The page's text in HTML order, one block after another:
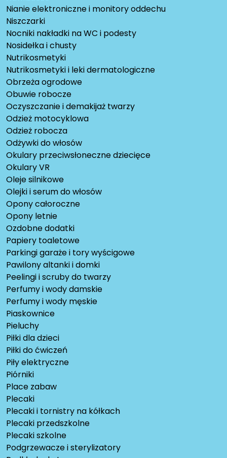
Nianie elektroniczne i monitory oddechu
Niszczarki
Nocniki nakładki na WC i podesty
Nosidełka i chusty
Nutrikosmetyki
Nutrikosmetyki i leki dermatologiczne
Obrzeża ogrodowe
Obuwie robocze
Oczyszczanie i demakijaż twarzy
Odzież motocyklowa
Odzież robocza
Odżywki do włosów
Okulary przeciwsłoneczne dziecięce
Okulary VR
Oleje silnikowe
Olejki i serum do włosów
Opony całoroczne
Opony letnie
Ozdobne dodatki
Papiery toaletowe
Parkingi garaże i tory wyścigowe
Pawilony altanki i domki
Peelingi i scruby do twarzy
Perfumy i wody damskie
Perfumy i wody męskie
Piaskownice
Pieluchy
Piłki dla dzieci
Piłki do ćwiczeń
Piły elektryczne
Piórniki
Place zabaw
Plecaki
Plecaki i tornistry na kółkach
Plecaki przedszkolne
Plecaki szkolne
Podgrzewacze i sterylizatory